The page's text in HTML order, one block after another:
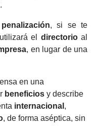
penalización, si se te
el directorioal
, en lugar de una
en una
beneficios y describe
internacional ,
, de forma aséptica, sin